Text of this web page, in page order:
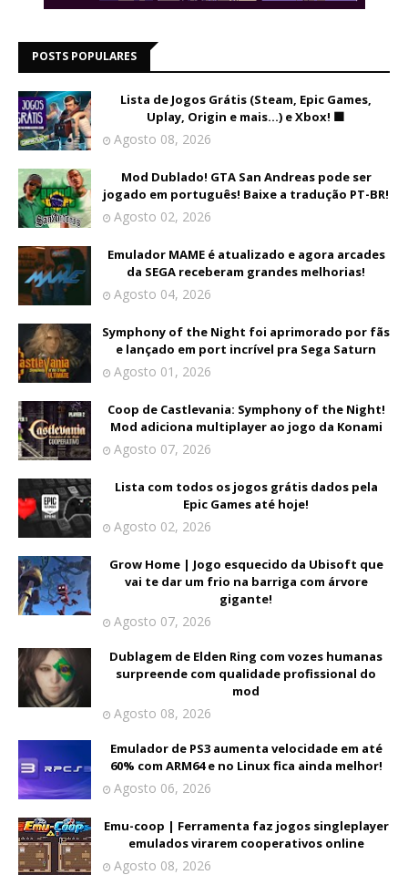
POSTS POPULARES
Lista de Jogos Grátis (Steam, Epic Games,
Uplay, Origin e mais...) e Xbox! 🟩
Agosto 08, 2026
Mod Dublado! GTA San Andreas pode ser
jogado em português! Baixe a tradução PT-BR!
Agosto 02, 2026
Emulador MAME é atualizado e agora arcades
da SEGA receberam grandes melhorias!
Agosto 04, 2026
Symphony of the Night foi aprimorado por fãs
e lançado em port incrível pra Sega Saturn
Agosto 01, 2026
Coop de Castlevania: Symphony of the Night!
Mod adiciona multiplayer ao jogo da Konami
Agosto 07, 2026
Lista com todos os jogos grátis dados pela
Epic Games até hoje!
Agosto 02, 2026
Grow Home | Jogo esquecido da Ubisoft que
vai te dar um frio na barriga com árvore
gigante!
Agosto 07, 2026
Dublagem de Elden Ring com vozes humanas
surpreende com qualidade profissional do
mod
Agosto 08, 2026
Emulador de PS3 aumenta velocidade em até
60% com ARM64 e no Linux fica ainda melhor!
Agosto 06, 2026
Emu-coop | Ferramenta faz jogos singleplayer
emulados virarem cooperativos online
Agosto 08, 2026